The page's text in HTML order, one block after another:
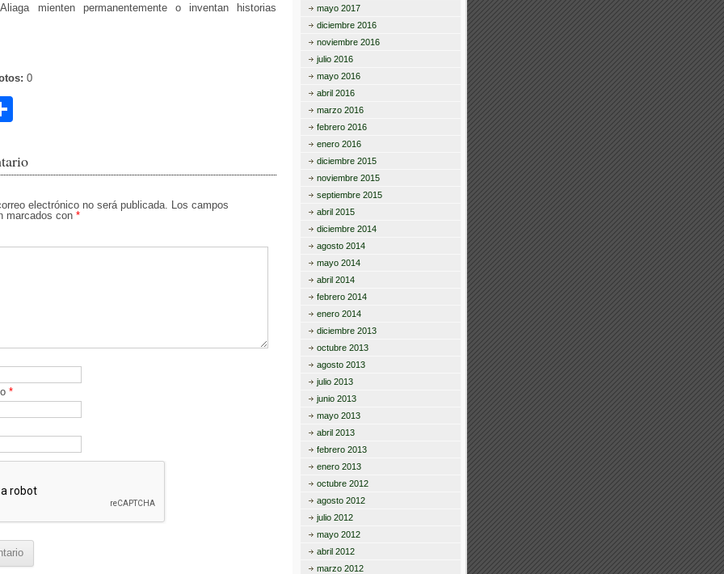
mienten permanentemente o inventan historias
0
m
arelectrónico no será publicada. Los campos
marcados con *
*
mayo 2017
diciembre 2016
noviembre 2016
julio 2016
mayo 2016
abril 2016
marzo 2016
febrero 2016
enero 2016
diciembre 2015
noviembre 2015
septiembre 2015
abril 2015
diciembre 2014
agosto 2014
mayo 2014
abril 2014
febrero 2014
enero 2014
diciembre 2013
octubre 2013
agosto 2013
julio 2013
junio 2013
mayo 2013
abril 2013
febrero 2013
enero 2013
octubre 2012
agosto 2012
julio 2012
mayo 2012
abril 2012
marzo 2012